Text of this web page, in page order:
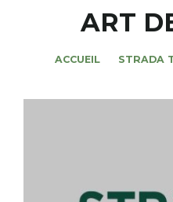
MAGAZINES
NOS THÈMES
STRADA’DATES
ROSÉE DE MAI
ART
ACCUEIL STRADA